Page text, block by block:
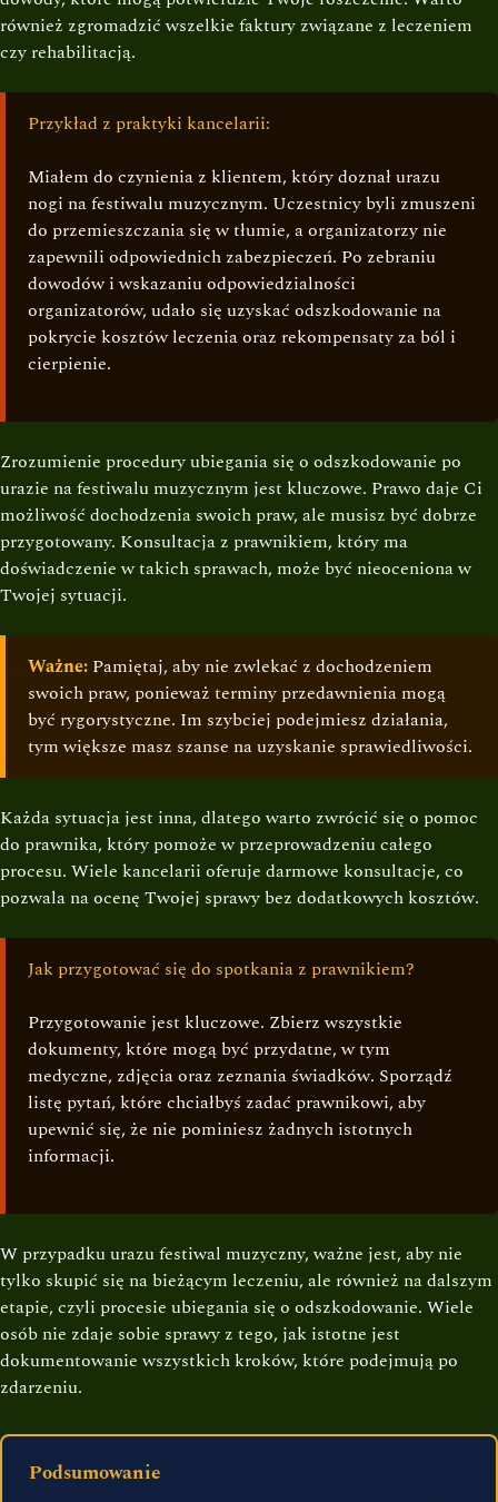
również zgromadzić wszelkie faktury związane z leczeniem
czy rehabilitacją.
Przykład z praktyki kancelarii:
Miałem do czynienia z klientem, który doznał urazu
nogi na festiwalu muzycznym. Uczestnicy byli zmuszeni
do przemieszczania się w tłumie, a organizatorzy nie
zapewnili odpowiednich zabezpieczeń. Po zebraniu
dowodów i wskazaniu odpowiedzialności
organizatorów, udało się uzyskać odszkodowanie na
pokrycie kosztów leczenia oraz rekompensaty za ból i
cierpienie.
Zrozumienie procedury ubiegania się o odszkodowanie po
urazie na festiwalu muzycznym jest kluczowe. Prawo daje Ci
możliwość dochodzenia swoich praw, ale musisz być dobrze
przygotowany. Konsultacja z prawnikiem, który ma
doświadczenie w takich sprawach, może być nieoceniona w
Twojej sytuacji.
Ważne: Pamiętaj, aby nie zwlekać z dochodzeniem
swoich praw, ponieważ terminy przedawnienia mogą
być rygorystyczne. Im szybciej podejmiesz działania,
tym większe masz szanse na uzyskanie sprawiedliwości.
Każda sytuacja jest inna, dlatego warto zwrócić się o pomoc
do prawnika, który pomoże w przeprowadzeniu całego
procesu. Wiele kancelarii oferuje darmowe konsultacje, co
pozwala na ocenę Twojej sprawy bez dodatkowych kosztów.
Jak przygotować się do spotkania z prawnikiem?
Przygotowanie jest kluczowe. Zbierz wszystkie
dokumenty, które mogą być przydatne, w tym
medyczne, zdjęcia oraz zeznania świadków. Sporządź
listę pytań, które chciałbyś zadać prawnikowi, aby
upewnić się, że nie pominiesz żadnych istotnych
informacji.
W przypadku urazu festiwal muzyczny, ważne jest, aby nie
tylko skupić się na bieżącym leczeniu, ale również na dalszym
etapie, czyli procesie ubiegania się o odszkodowanie. Wiele
osób nie zdaje sobie sprawy z tego, jak istotne jest
dokumentowanie wszystkich kroków, które podejmują po
zdarzeniu.
Podsumowanie